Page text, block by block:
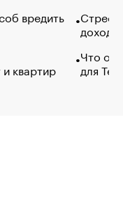
вредить
квартир
Что
для